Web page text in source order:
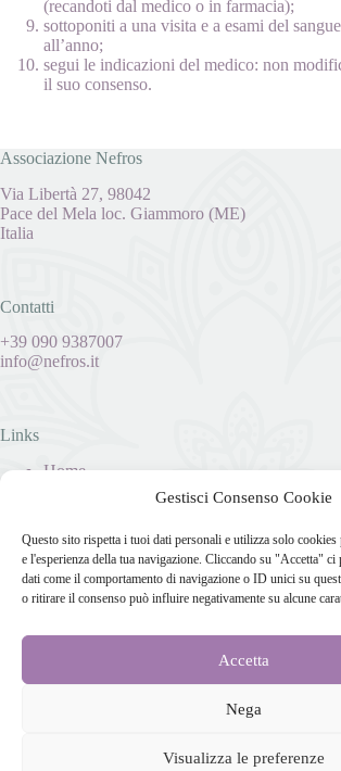
Gestisci Consenso Cookie
Questo sito rispetta i tuoi dati personali e utilizza solo
e l'esperienza della tua navigazione. Cliccando su "Accetta" ci
dati come il comportamento di navigazione o ID unici su
o ritirare il consenso può influire negativamente su alcune
Accetta
Nega
Visualizza le preferenze
(recandoti dal medico o in farmacia);
sottoponiti a una visita e a esami del
all’anno;
segui le indicazioni del medico: non
il suo consenso.
Associazione Nefros
Via Libertà 27, 98042
Pace del Mela loc. Giammoro (ME)
Italia
Contatti
+39 090 9387007
info@nefros.it
Links
Home
Disconoscimento
Imprint